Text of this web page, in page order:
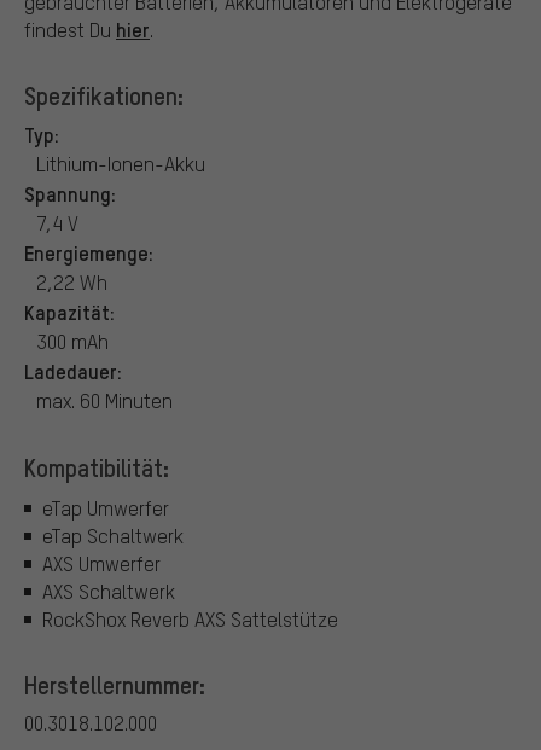
findest Du hier.
Spezifikationen:
Typ:
Lithium-Ionen-Akku
Spannung:
7,4 V
Energiemenge:
2,22 Wh
Kapazität:
300 mAh
Ladedauer:
max. 60 Minuten
Kompatibilität:
eTap Umwerfer
eTap Schaltwerk
AXS Umwerfer
AXS Schaltwerk
RockShox Reverb AXS Sattelstütze
Herstellernummer:
00.3018.102.000